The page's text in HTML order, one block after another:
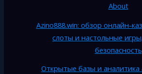
About
Azino888.win: обзор онлайн-
слоты и настольные
безопасность
Открытые базы и аналитика